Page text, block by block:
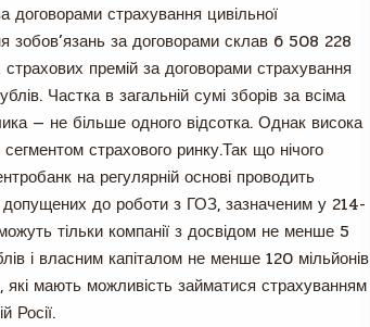
договорами страхування цивільної
зобов’язань за договорами склав 6 508 228
премій за договорами страхування
Частка в загальній сумі зборів за всіма
— не більше одного відсотка. Однак висока
страхового ринку.Так що нічого
на регулярній основі проводить
допущених до роботи з ГОЗ, зазначеним у 214-
тільки компанії з досвідом не менше 5
і власним капіталом не менше 120 мільйонів
мають можливість займатися страхуванням
Росії.